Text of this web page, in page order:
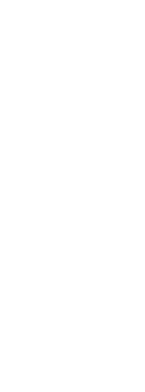
限定】ブライダルコース